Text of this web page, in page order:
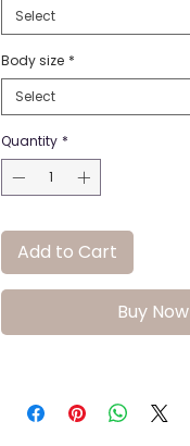
Select
Body size *
Select
Quantity *
Add to Cart
Buy Now